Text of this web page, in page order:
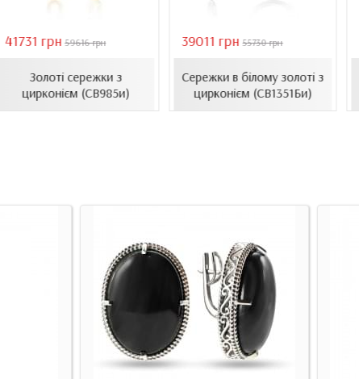
41731 грн 59616 грн
Золоті сережки з
цирконієм (СВ985и)
39011 грн 55730 грн
Сережки в білому золоті з
цирконієм (СВ1351Би)